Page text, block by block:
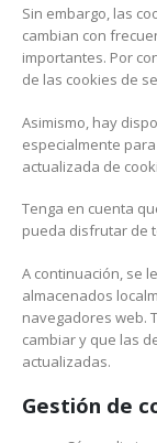
Sin embargo, las
cambian con
importantes. Por
de las cookies de
Asimismo, hay
especialmente
actualizada de
Tenga en cuenta
pueda disfrutar de
A continuación, se
almacenados
navegadores web.
cambiar y que las
actualizadas.
Gestión de